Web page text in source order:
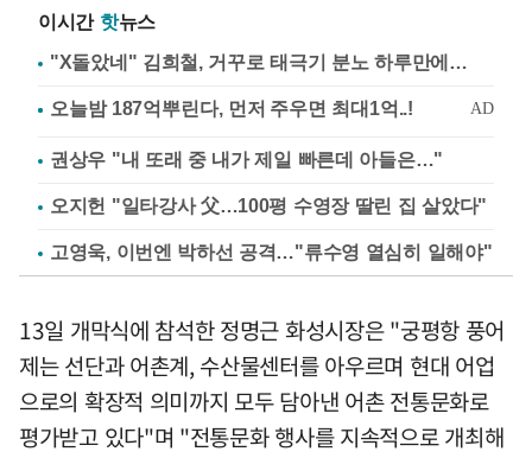
이시간 핫뉴스
"X돌았네" 김희철, 거꾸로 태극기 분노 하루만에…
권상우 "내 또래 중 내가 제일 빠른데 아들은…"
오지헌 "일타강사 父…100평 수영장 딸린 집 살았다"
고영욱, 이번엔 박하선 공격…"류수영 열심히 일해야"
13일 개막식에 참석한 정명근 화성시장은 "궁평항 풍어
제는 선단과 어촌계, 수산물센터를 아우르며 현대 어업
으로의 확장적 의미까지 모두 담아낸 어촌 전통문화로
평가받고 있다"며 "전통문화 행사를 지속적으로 개최해